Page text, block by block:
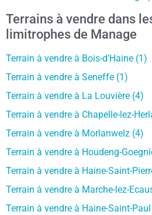
Terrains à vendre dans
limitrophes de Manage
Terrain à vendre à Bois-d'Haine (1)
Terrain à vendre à Seneffe (1)
Terrain à vendre à La Louvière (4)
Terrain à vendre à Chapelle-lez-
Terrain à vendre à Morlanwelz (4)
Terrain à vendre à Houdeng-
Terrain à vendre à Haine-Saint-
Terrain à vendre à Marche-lez-
Terrain à vendre à Haine-Saint-